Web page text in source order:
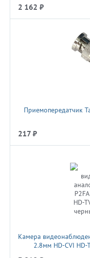
2 162 ₽
Приемопередатчик
217 ₽
Камера
2.8мм HD-CVI